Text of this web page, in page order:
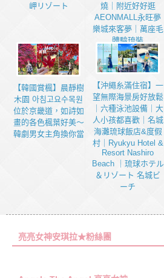
岬リゾート
燒｜附近好好逛
AEONMALL永旺夢
樂城來客夢｜萬座毛
體驗琉裝
【韓國賞楓】晨靜樹
木園 아침고요수목원
位於京畿道，如詩如
畫的各色楓葉好美～
韓劇男女主角換你當
【沖繩糸滿住宿】一
望無際海景房好放鬆
｜六種泳池設備｜大
人小孩都喜歡｜名城
海灘琉球飯店&度假
村｜Ryukyu Hotel &
Resort Nashiro
Beach ｜琉球ホテル
＆リゾート 名城ビ
ーチ
亮亮女神安琪拉★粉絲團